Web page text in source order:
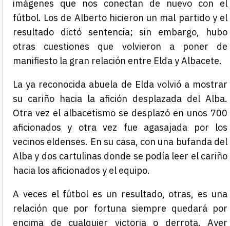
imágenes que nos conectan de nuevo con el
fútbol. Los de Alberto hicieron un mal partido y el
resultado dictó sentencia; sin embargo, hubo
otras cuestiones que volvieron a poner de
manifiesto la gran relación entre Elda y Albacete.
La ya reconocida abuela de Elda volvió a mostrar
su cariño hacia la afición desplazada del Alba.
Otra vez el albacetismo se desplazó en unos 700
aficionados y otra vez fue agasajada por los
vecinos eldenses. En su casa, con una bufanda del
Alba y dos cartulinas donde se podía leer el cariño
hacia los aficionados y el equipo.
A veces el fútbol es un resultado, otras, es una
relación que por fortuna siempre quedará por
encima de cualquier victoria o derrota. Ayer